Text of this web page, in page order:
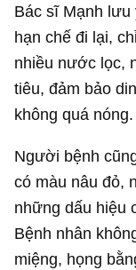
Bác sĩ Mạnh
hạn chế đi lại,
nhiều nước lọc,
tiêu, đảm bảo
không quá nóng.
Người bệnh
có màu nâu đỏ,
những dấu hiệu
Bệnh nhân
miệng, họng